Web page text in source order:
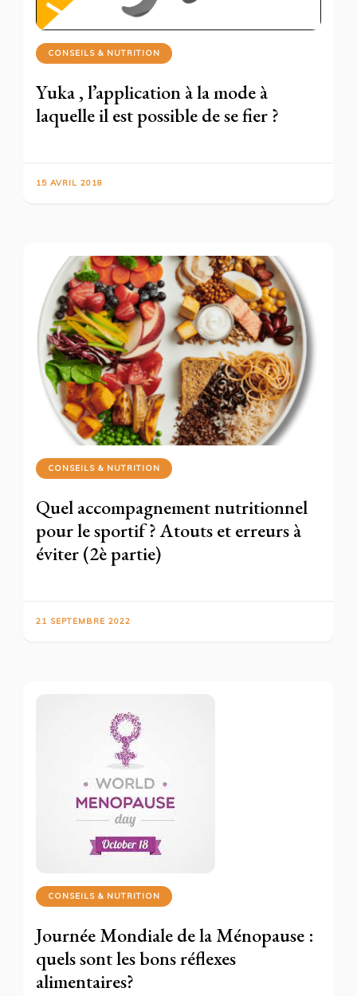
CONSEILS & NUTRITION
Yuka , l’application à la mode à
laquelle il est possible de se fier ?
15 AVRIL 2018
CONSEILS & NUTRITION
Quel accompagnement nutritionnel
pour le sportif ? Atouts et erreurs à
éviter (2è partie)
21 SEPTEMBRE 2022
CONSEILS & NUTRITION
Journée Mondiale de la Ménopause :
quels sont les bons réflexes
alimentaires?